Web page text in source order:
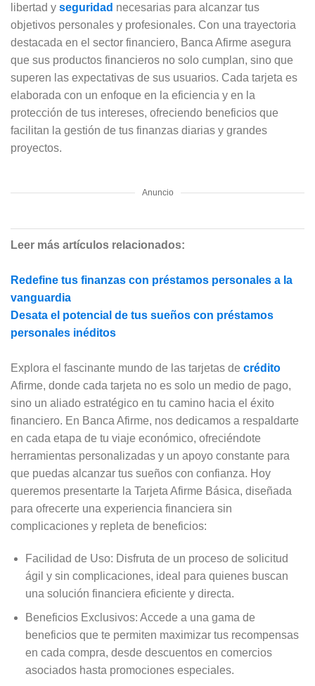
libertad y seguridad necesarias para alcanzar tus
objetivos personales y profesionales. Con una trayectoria
destacada en el sector financiero, Banca Afirme asegura
que sus productos financieros no solo cumplan, sino que
superen las expectativas de sus usuarios. Cada tarjeta es
elaborada con un enfoque en la eficiencia y en la
protección de tus intereses, ofreciendo beneficios que
facilitan la gestión de tus finanzas diarias y grandes
proyectos.
Anuncio
Leer más artículos relacionados:
Redefine tus finanzas con préstamos personales a la
vanguardia
Desata el potencial de tus sueños con préstamos
personales inéditos
Explora el fascinante mundo de las tarjetas de crédito
Afirme, donde cada tarjeta no es solo un medio de pago,
sino un aliado estratégico en tu camino hacia el éxito
financiero. En Banca Afirme, nos dedicamos a respaldarte
en cada etapa de tu viaje económico, ofreciéndote
herramientas personalizadas y un apoyo constante para
que puedas alcanzar tus sueños con confianza. Hoy
queremos presentarte la Tarjeta Afirme Básica, diseñada
para ofrecerte una experiencia financiera sin
complicaciones y repleta de beneficios:
Facilidad de Uso: Disfruta de un proceso de solicitud
ágil y sin complicaciones, ideal para quienes buscan
una solución financiera eficiente y directa.
Beneficios Exclusivos: Accede a una gama de
beneficios que te permiten maximizar tus recompensas
en cada compra, desde descuentos en comercios
asociados hasta promociones especiales.